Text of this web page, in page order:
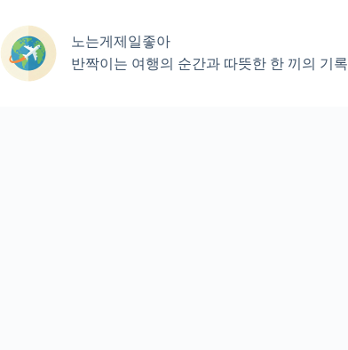
으
로
노는게제일좋아
반짝이는 여행의 순간과 따뜻한 한 끼의 기록